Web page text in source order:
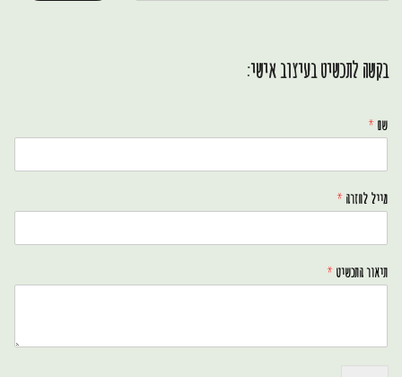
בקשה לתכשיט בעיצוב אישי:
שם *
מייל לחזרה *
תיאור התכשיט *